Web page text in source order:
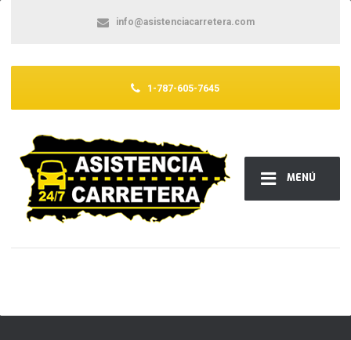
MENÚ
info@asistenciacarretera.com
1-787-605-7645